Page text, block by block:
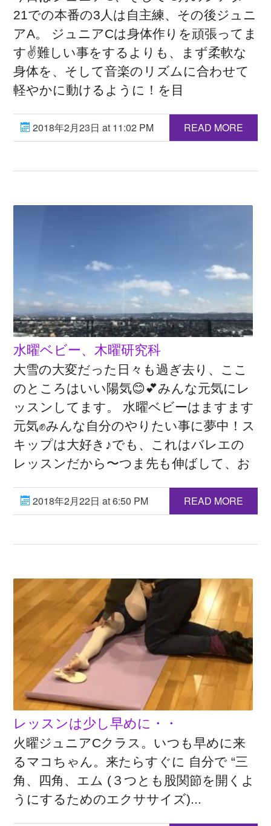
21での本番の3人は自主練、その後ジュニ
アA。 ジュニアCは身体作りを頑張ってま
す✌️難しい事をするよりも、まず柔軟な
身体を、そして音楽のリズムに合わせて
軽やかに動けるように！を目
2018年2月23日 at 11:02 PM READ MORE
水曜ベビー、木曜研究科
大雪の大変だった日々も過ぎ去り、ここ
のところはいい陽気😊💕みんな元気にレ
ッスンしてます。 水曜ベビーはますます
元気✊みんな自分のやりたい事に夢中！ス
キップは大好き♪でも、これはバレエの
レッスンだから〜つま先も伸ばして、お
2018年2月22日 at 6:50 PM READ MORE
レッスンは少し早めに・・
火曜ジュニアCクラス。いつも早めに来
るマコちゃん。来たらすぐに 自分で “三
角、四角、エム (３つとも股関節を開くよ
うにするためのエクササイズ)...